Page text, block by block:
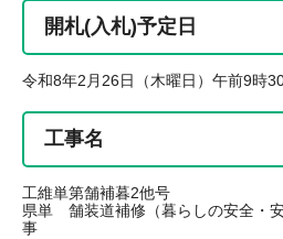
開札(入札)予定日
令和8年2月26日（木曜日）午前9時
工事名
工維単第舗補暮2他号
県単 舗装道補修（暮らしの安全・
事